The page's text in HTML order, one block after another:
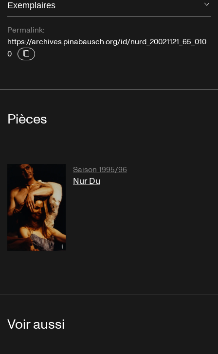
Exemplaires
Permalink:
https://archives.pinabausch.org/id/nurd_20021121_65_010
0
Pièces
Saison 1995/96
Nur Du
Voir aussi